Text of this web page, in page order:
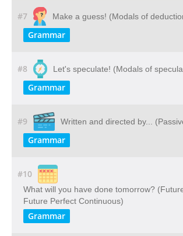
#7 Make a guess! (Modals of
Grammar
#8 Let's speculate! (Modals of
Grammar
#9 Written and directed by...
Grammar
#10
What will you have done tomorrow?
Future Perfect Continuous)
Grammar